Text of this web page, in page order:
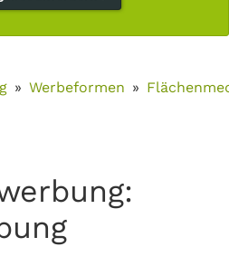
Werbeformen